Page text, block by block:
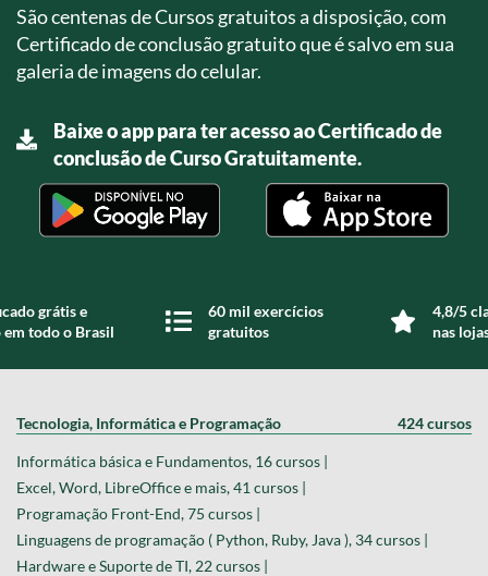
São centenas de Cursos gratuitos a disposição, com
Certificado de conclusão gratuito que é salvo em sua
galeria de imagens do celular.
Baixe o app para ter acesso ao Certificado de
conclusão de Curso Gratuitamente.
grátis e
todo o Brasil
60 mil exercícios
gratuitos
4,8/5
nas
Tecnologia, Informática e Programação 424 cursos
Informática básica e Fundamentos, 16 cursos |
Excel, Word, LibreOffice e mais, 41 cursos |
Programação Front-End, 75 cursos |
Linguagens de programação ( Python, Ruby, Java ), 34 cursos |
Hardware e Suporte de TI, 22 cursos |